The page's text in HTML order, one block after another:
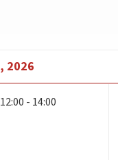
2026
12:00 - 14:00